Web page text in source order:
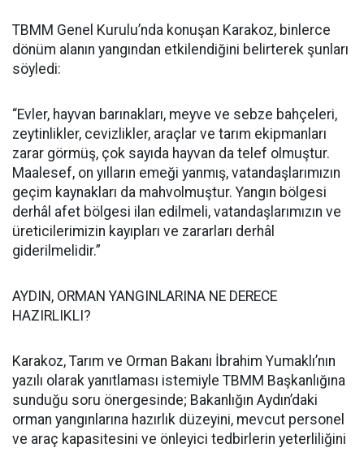
TBMM Genel Kurulu’nda konuşan Karakoz, binlerce
dönüm alanın yangından etkilendiğini belirterek şunları
söyledi:
“Evler, hayvan barınakları, meyve ve sebze bahçeleri,
zeytinlikler, cevizlikler, araçlar ve tarım ekipmanları
zarar görmüş, çok sayıda hayvan da telef olmuştur.
Maalesef, on yılların emeği yanmış, vatandaşlarımızın
geçim kaynakları da mahvolmuştur. Yangın bölgesi
derhâl afet bölgesi ilan edilmeli, vatandaşlarımızın ve
üreticilerimizin kayıpları ve zararları derhâl
giderilmelidir.”
AYDIN, ORMAN YANGINLARINA NE DERECE
HAZIRLIKLI?
Karakoz, Tarım ve Orman Bakanı İbrahim Yumaklı’nın
yazılı olarak yanıtlaması istemiyle TBMM Başkanlığına
sunduğu soru önergesinde; Bakanlığın Aydın’daki
orman yangınlarına hazırlık düzeyini, mevcut personel
ve araç kapasitesini ve önleyici tedbirlerin yeterliliğini